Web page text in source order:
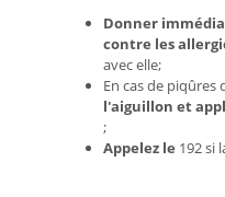
Donner
contre les
avec elle;
En cas de piqûres
l'aiguillon et
;
Appelez le 192 si